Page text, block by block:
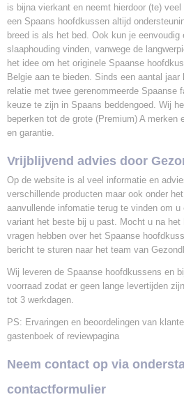
is bijna vierkant en neemt hierdoor (te)
een Spaans hoofdkussen altijd
breed is als het bed. Ook kun je eenvoudig
slaaphouding vinden, vanwege de
het idee om het originele Spaanse
Belgie aan te bieden. Sinds een aantal
relatie met twee gerenommeerde Spaanse
keuze te zijn in Spaans beddengoed. Wij
beperken tot de grote (Premium) A merken
en garantie.
Vrijblijvend advies door
Op de website is al veel informatie en
verschillende producten maar ook onder
aanvullende infomatie terug te vinden om
variant het beste bij u past. Mocht u na
vragen hebben over het Spaanse
bericht te sturen naar het team van
Wij leveren de Spaanse hoofdkussens en
voorraad zodat er geen lange levertijden
tot 3 werkdagen.
PS: Ervaringen en beoordelingen van
gastenboek of reviewpagina
Neem contact op via